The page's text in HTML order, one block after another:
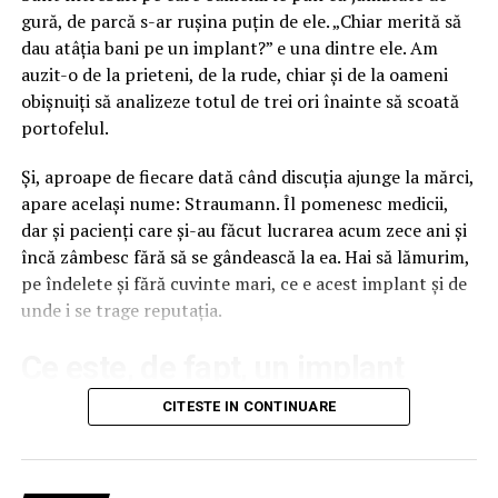
Cifrele pieței spun o poveste, strada
spune alta
Rapoartele de industrie măsoară tranzacții, nu
vizibilitate. Un business de cartier care își printează un
banner și îl agață pe propria fațadă nu generează nicio
linie într-un studiu de piață, deși generează exact ce
contează, expunere zilnică repetată în fața publicului
potrivit. Diferența dintre cele două lumi e atât de mare
încât concluziile trase pentru una nu se aplică celeilalte.
Ce s-a schimbat cu adevărat e componenta digitală.
outdoor total și cresc constant, iar accentul pentru
2026 se mută spre formate premium și digitale. Pentru
afacerile mici, asta contează indirect, prin faptul că
gură, de parcă s-ar rușina puțin de ele. „Chiar merită să
dau atâția bani pe un implant?” e una dintre ele. Am
auzit-o de la prieteni, de la rude, chiar și de la oameni
obișnuiți să analizeze totul de trei ori înainte să scoată
portofelul.
Și, aproape de fiecare dată când discuția ajunge la mărci,
apare același nume: Straumann. Îl pomenesc medicii,
dar și pacienți care și-au făcut lucrarea acum zece ani și
încă zâmbesc fără să se gândească la ea. Hai să lămurim,
pe îndelete și fără cuvinte mari, ce e acest implant și de
unde i se trage reputația.
dentar Straumann
Un implant dentar nu e dintele în sine, deși mulți așa
CITESTE IN CONTINUARE